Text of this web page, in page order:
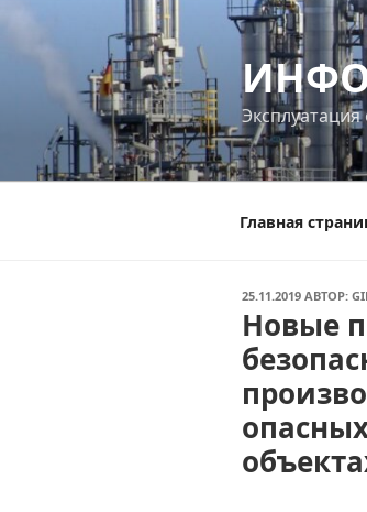
содержимому
Главная
ОПУБЛИКОВАНО
25.11.2019 АВТОР:
Новые